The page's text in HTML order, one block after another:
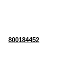
800184452